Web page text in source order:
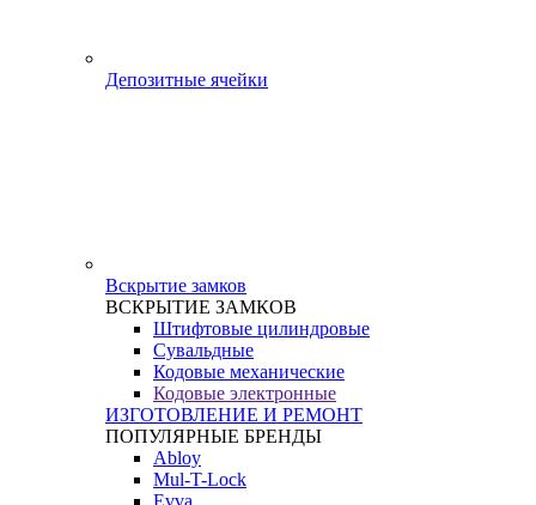
Депозитные ячейки
Вскрытие замков
ВСКРЫТИЕ ЗАМКОВ
Штифтовые цилиндровые
Сувальдные
Кодовые механические
Кодовые электронные
ИЗГОТОВЛЕНИЕ И РЕМОНТ
ПОПУЛЯРНЫЕ БРЕНДЫ
Abloy
Mul-T-Lock
Evva